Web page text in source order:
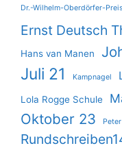
Dr.-Wilhelm-Oberdörfer-Preis
Ernst Deutsch
Hans van Manen
Juli 21 Kampnagel
Lola Rogge Schule
Oktober 23